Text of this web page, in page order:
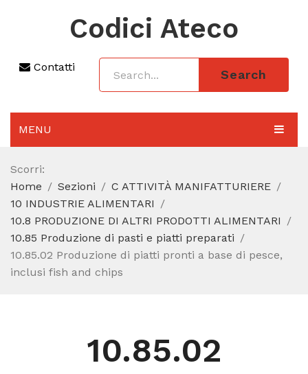
Codici Ateco
Contatti
Search
MENU
AGGIORNAMENTO 2025
SEZIONI
CODICE ATECO A COSA SERVE
REGIME FORFETTARIO
CODICE FISCALE
Scorri:
Home
Sezioni
C ATTIVITÀ MANIFATTURIERE
10 INDUSTRIE ALIMENTARI
10.8 PRODUZIONE DI ALTRI PRODOTTI ALIMENTARI
10.85 Produzione di pasti e piatti preparati
10.85.02 Produzione di piatti pronti a base di pesce,
inclusi fish and chips
10.85.02